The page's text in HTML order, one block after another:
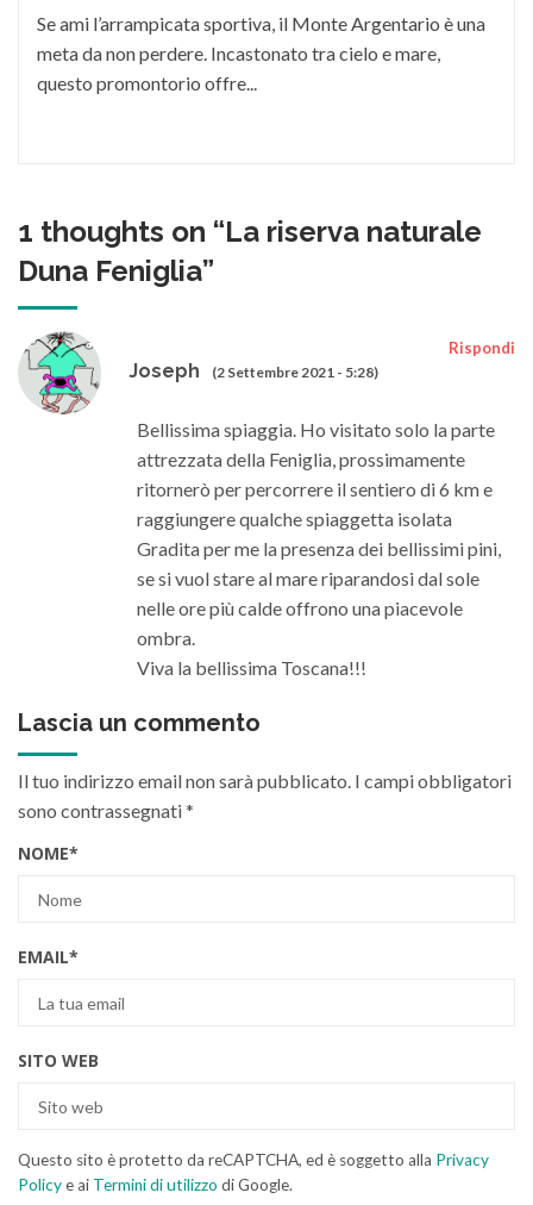
Se ami l’arrampicata sportiva, il Monte Argentario è una
meta da non perdere. Incastonato tra cielo e mare,
questo promontorio offre...
1 thoughts on “La riserva naturale
Duna Feniglia”
Joseph (2 Settembre 2021 - 5:28)
Rispondi
Bellissima spiaggia. Ho visitato solo la parte
attrezzata della Feniglia, prossimamente
ritornerò per percorrere il sentiero di 6 km e
raggiungere qualche spiaggetta isolata
Gradita per me la presenza dei bellissimi pini,
se si vuol stare al mare riparandosi dal sole
nelle ore più calde offrono una piacevole
ombra.
Viva la bellissima Toscana!!!
Lascia un commento
Il tuo indirizzo email non sarà pubblicato. I campi obbligatori
sono contrassegnati*
NOME*
EMAIL*
SITO WEB
Questo sito è protetto da reCAPTCHA, ed è soggetto alla Privacy
Policye ai Termini di utilizzo di Google.